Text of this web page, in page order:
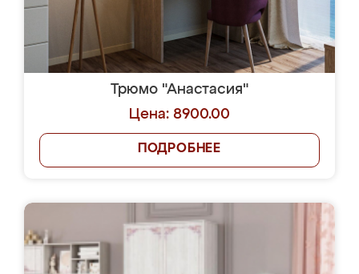
Трюмо "Анастасия"
Цена: 8900.00
ПОДРОБНЕЕ